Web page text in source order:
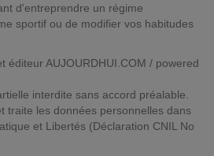
d'entreprendre un régime
sportif ou de modifier vos habitudes
éditeur AUJOURDHUI.COM / powered
interdite sans accord préalable.
traite les données personnelles dans
et Libertés (Déclaration CNIL No